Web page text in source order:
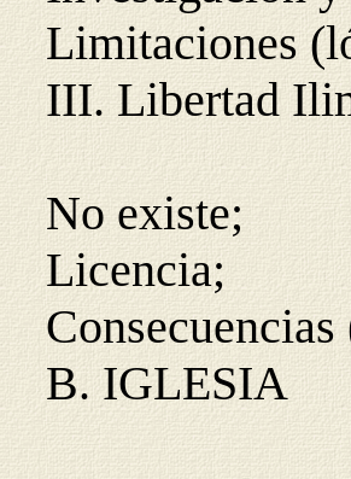
Limitaciones
III. Libertad
No existe;
Licencia;
B. IGLESIA